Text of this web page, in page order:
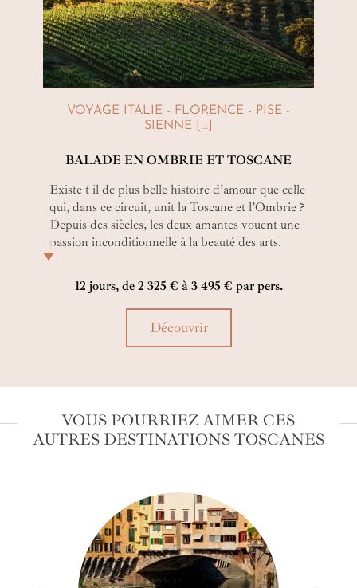
VOYAGE ITALIE - FLORENCE - PISE -
SIENNE [...]
BALADE EN OMBRIE ET TOSCANE
Existe-t-il de plus belle histoire d’amour que celle
qui, dans ce circuit, unit la Toscane et l’Ombrie ?
Depuis des siècles, les deux amantes vouent une
passion inconditionnelle à la beauté des arts.
Leurs vallées viticoles, leurs palais, leurs petits
villages et leurs cathédrales font s’enticher tous
les cœurs.
12 jours, de 2 325 € à 3 495 € par pers.
Découvrir
VOUS POURRIEZ AIMER CES
AUTRES DESTINATIONS TOSCANES